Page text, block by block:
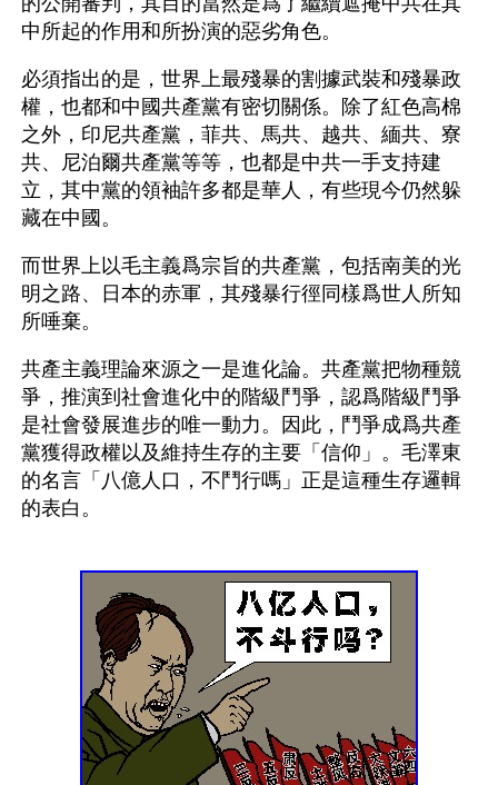
中所起的作用和所扮演的惡劣角色。
必須指出的是，世界上最殘暴的割據武裝和殘暴政
權，也都和中國共產黨有密切關係。除了紅色高棉
之外，印尼共產黨，菲共、馬共、越共、緬共、寮
共、尼泊爾共產黨等等，也都是中共一手支持建
立，其中黨的領袖許多都是華人，有些現今仍然躲
藏在中國。
而世界上以毛主義爲宗旨的共產黨，包括南美的光
明之路、日本的赤軍，其殘暴行徑同樣爲世人所知
所唾棄。
共產主義理論來源之一是進化論。共產黨把物種競
爭，推演到社會進化中的階級鬥爭，認爲階級鬥爭
是社會發展進步的唯一動力。因此，鬥爭成爲共產
黨獲得政權以及維持生存的主要「信仰」。毛澤東
的名言「八億人口，不鬥行嗎」正是這種生存邏輯
的表白。